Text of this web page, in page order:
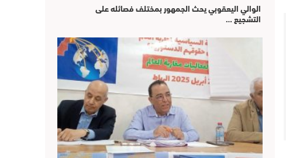
الوالي اليعقوبي يحث الجمهور بمختلف فصائله على
التشجيع …